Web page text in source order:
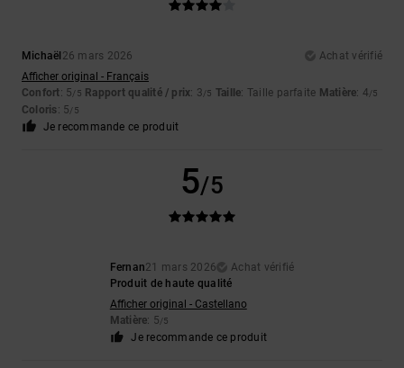
Michaël 26 mars 2026
Achat vérifié
Afficher original - Français
Confort: 5/5 Rapport qualité / prix: 3/5 Taille: Taille parfaite Matière: 4/5
Coloris: 5/5
Je recommande ce produit
5/5
Fernan21 mars 2026
Achat vérifié
Produit de haute qualité
Afficher original - Castellano
Matière: 5/5
Je recommande ce produit